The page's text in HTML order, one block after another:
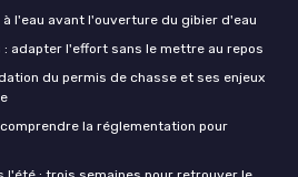
l'eau avant l'ouverture du gibier d'eau
: adapter l'effort sans le mettre au repos
du permis de chasse et ses enjeux
la réglementation pour